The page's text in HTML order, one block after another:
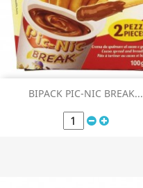
BIPACK PIC-NIC BREAK...
Aperçu rapide